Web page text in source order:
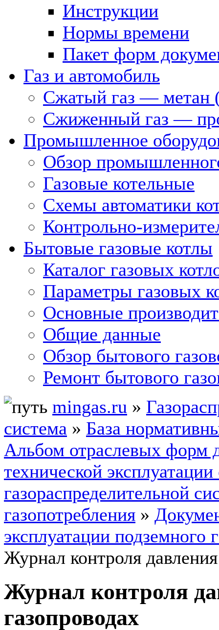
Инструкции
Нормы времени
Пакет форм
Газ и автомобиль
Сжатый газ — метан
Сжиженный газ —
Промышленное
Обзор
Газовые котельные
Схемы автоматики
Контрольно-
Бытовые газовые котлы
Каталог газовых
Параметры газовых
Основные
Общие данные
Обзор бытового
Ремонт бытового
mingas.ru »
система » База
Альбом отраслевых форм
технической эксплуатации
газораспределительной
газопотребления »
эксплуатации подземного
Журнал контроля
Журнал контроля
газопроводах